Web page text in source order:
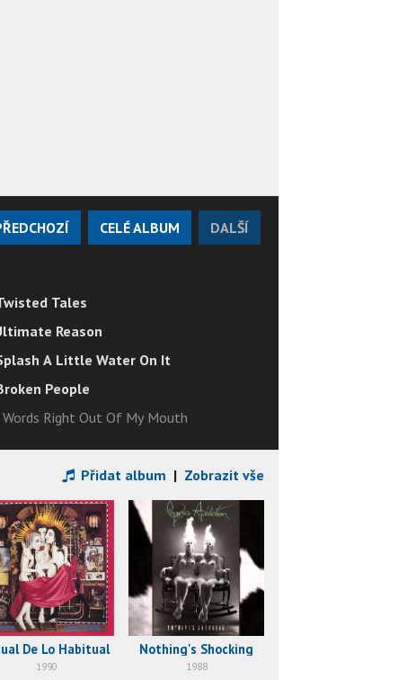
CELÉ ALBUM DALŠÍ
Tales
Reason
A Little Water On It
People
Words Right Out Of My Mouth
Přidat album | Zobrazit vše
De Lo Habitual
1990
Nothing's Shocking
1988